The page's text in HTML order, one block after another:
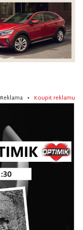
Reklama • Koupit reklamu